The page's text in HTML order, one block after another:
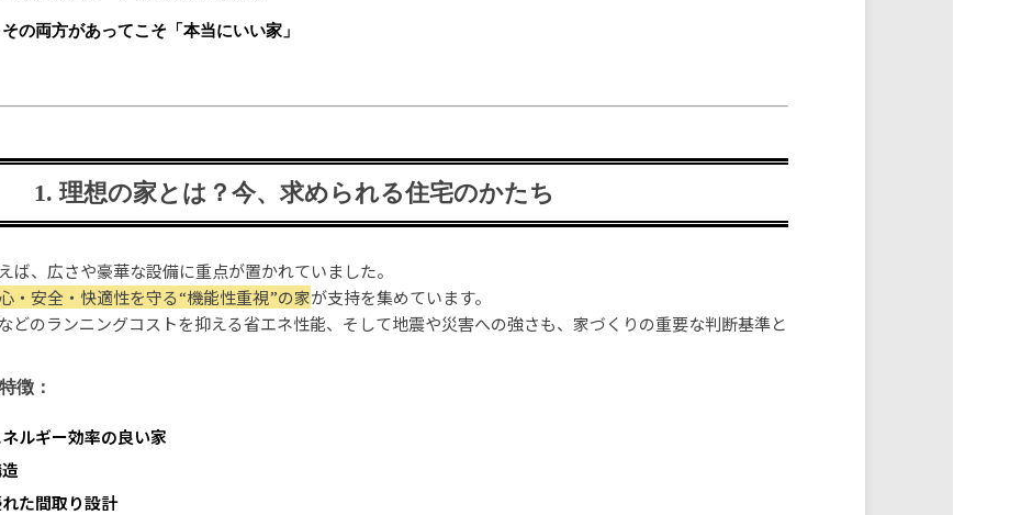
の両方があってこそ「本当にいい家」
1. 理想の家とは？今、求められる住宅のかたち
ば、広さや豪華な設備に重点が置かれていました。
・安全・快適性を守る“機能性重視”の家が支持を集めています。
どのランニングコストを抑える省エネ性能、そして地震や災害への強さも、家づくりの重要な判断基準と
徴：
ルギー効率の良い家
た間取り設計